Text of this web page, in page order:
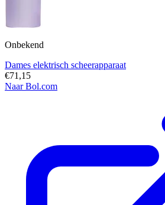
Onbekend
Dames elektrisch scheerapparaat
€71,15
Naar Bol.com